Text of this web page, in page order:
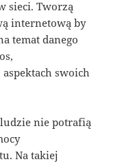
sieci. Tworzą
internetową by
temat danego
swoich
nie potrafią
Na takiej